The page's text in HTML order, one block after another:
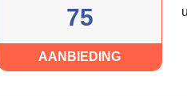
75
AANBIEDING